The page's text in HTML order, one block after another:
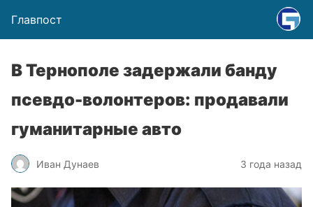
Главпост
В Тернополе задержали банду
псевдо-волонтеров: продавали
гуманитарные авто
Иван Дунаев 3 года назад